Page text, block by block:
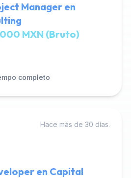
Manager en
MXN (Bruto)
completo
Hace más de 30 días.
en Capital